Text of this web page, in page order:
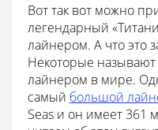
Вот так вот можно
легендарный
лайнером. А что это
Некоторые
лайнером в мире.
самый большой
Seas и он имеет 361